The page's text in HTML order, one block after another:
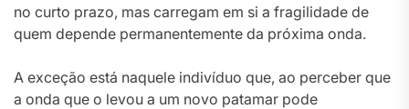
no curto prazo, mas carregam em si a fragilidade de
quem depende permanentemente da próxima onda.
A exceção está naquele indivíduo que, ao perceber que
a onda que o levou a um novo patamar pode